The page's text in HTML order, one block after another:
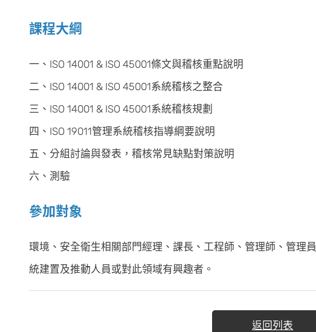
課程大綱
一、ISO 14001 & ISO 45001條文與稽核重點說明
二、ISO 14001 & ISO 45001系統稽核之整合
三、ISO 14001 & ISO 45001系統稽核規劃
四、ISO 19011管理系統稽核指導綱要說明
五、分組討論與發表，稽核常見缺點對策說明
六、測驗
參加對象
環境、安全衛生相關部門經理、課長、工程師、管理師、管理
統建置及推動人員或對此領域有興趣者。
返回列表